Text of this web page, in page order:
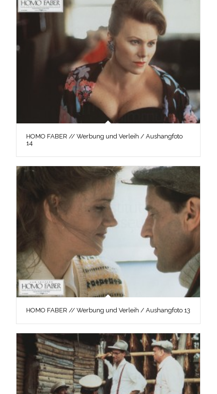
HOMO FABER // Werbung und Verleih / Aushangfoto
14
HOMO FABER // Werbung und Verleih / Aushangfoto 13